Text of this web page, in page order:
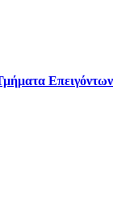
Επειγόντων